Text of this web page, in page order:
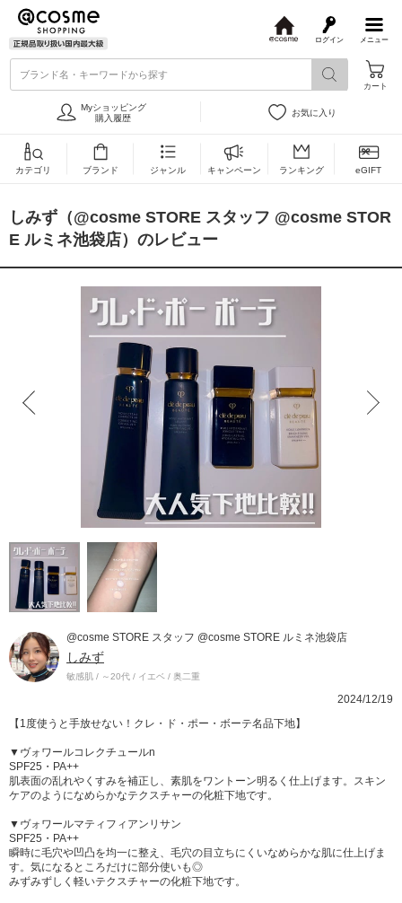
メニュー
ログイン
s
ブランド名・キーワードから探す
カート
Myショッピング
購入履歴
お気に入り
カテゴリ ブランド ジャンル キャンペーン ランキング eGIFT
しみず（@cosme STORE スタッフ @cosme STOR
E ルミネ池袋店）のレビュー
@cosme STORE スタッフ @cosme STORE ルミネ池袋店
しみず
敏感肌 / ～20代 / イエベ / 奥二重
2024/12/19
【1度使うと手放せない！クレ・ド・ポー・ボーテ名品下地】
▼ヴォワールコレクチュールn
SPF25・PA++
肌表面の乱れやくすみを補正し、素肌をワントーン明るく仕上げます。スキン
ケアのようになめらかなテクスチャーの化粧下地です。
▼ヴォワールマティフィアンリサン
SPF25・PA++
瞬時に毛穴や凹凸を均一に整え、毛穴の目立ちにくいなめらかな肌に仕上げま
す。気になるところだけに部分使いも◎
みずみずしく軽いテクスチャーの化粧下地です。